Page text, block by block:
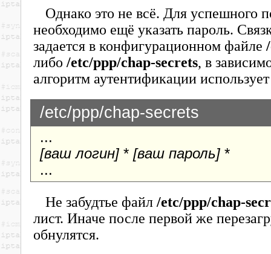
Однако это не всё. Для успешного
необходимо ещё указать пароль.
задается в конфигурационном файле
либо /etc/ppp/chap-secrets, в
алгоритм аутентификации
/etc/ppp/chap-secrets
...
[ваш логин]* [ваш пароль]*
...
Не забудтье файл /etc/ppp/chap-
лист. Иначе после первой же
обнулятся.